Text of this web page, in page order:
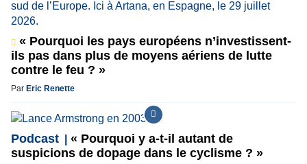
« Pourquoi les pays européens n’investissent-
ils pas dans plus de moyens aériens de lutte
contre le feu ? »
Par Eric Renette
Podcast
« Pourquoi y a-t-il autant de
suspicions de dopage dans le cyclisme ? »